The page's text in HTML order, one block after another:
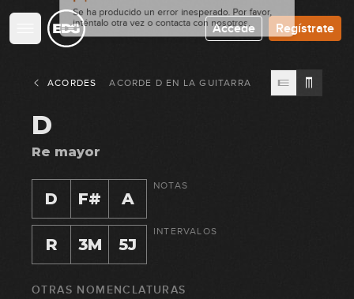
Accede Regístrate
ACORDES ACORDE D EN LA GUITARRA
D
Re mayor
D F# A
NOTAS
R 3M 5J
INTERVALOS
OTRAS NOMENCLATURAS